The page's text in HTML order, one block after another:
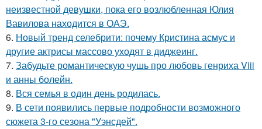
неизвестной девушки, пока его возлюбленная Юлия
Вавилова находится в ОАЭ.
6. Новый тренд селебрити: почему Кристина асмус и
другие актрисы массово уходят в диджеинг.
7. Забудьте романтическую чушь про любовь генриха Viii
и анны болейн.
8. Вся семья в один день родилась.
9. В сети появились первые подробности возможного
сюжета 3-го сезона "Уэнсдей".